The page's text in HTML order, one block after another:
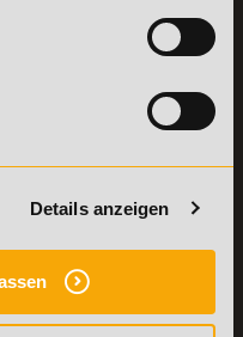
Details anzeigen
Weiterbildungen
LEHRGÄNGE
und B-Lizenz
Fernlehrgang
Ernährungsberater
Personal Trainer
Personal Coach
werden
Mentaltrainer